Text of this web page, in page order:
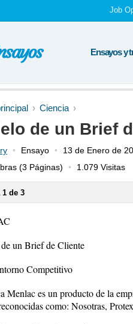
Job
Ensayos y
Ciencia
de un Brief
Ensayo
13 de Enero de
(3 Páginas) 1.079 Visitas
1 de 3
un Brief de Cliente
Competitivo
Menlac es un producto de la
como: Nosotras,